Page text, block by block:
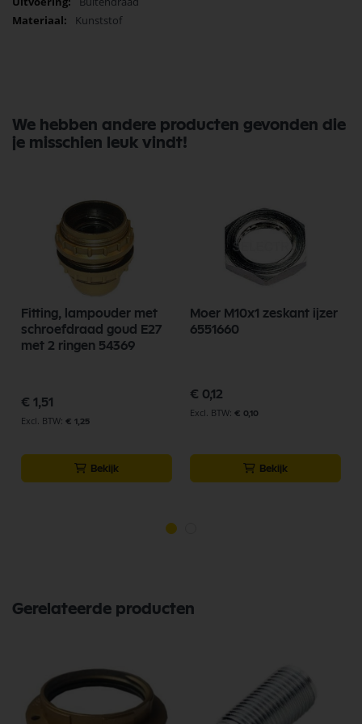
Kunststof
We hebben andere producten gevonden die
je misschien leuk vindt!
Fitting, lampouder met
schroefdraad goud E27
met 2 ringen 54369
€ 1,51
€ 1,25
Bekijk
Moer M10x1 zeskant ijzer
6551660
€ 0,12
€ 0,10
Bekijk
Gerelateerde producten